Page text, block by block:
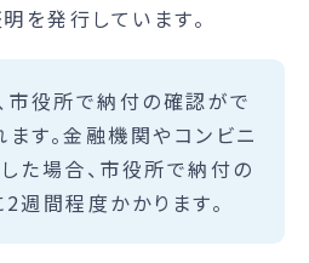
を発行しています。
市役所で納付の確認がで
す。金融機関やコンビニ
た場合、市役所で納付の
週間程度かかります。